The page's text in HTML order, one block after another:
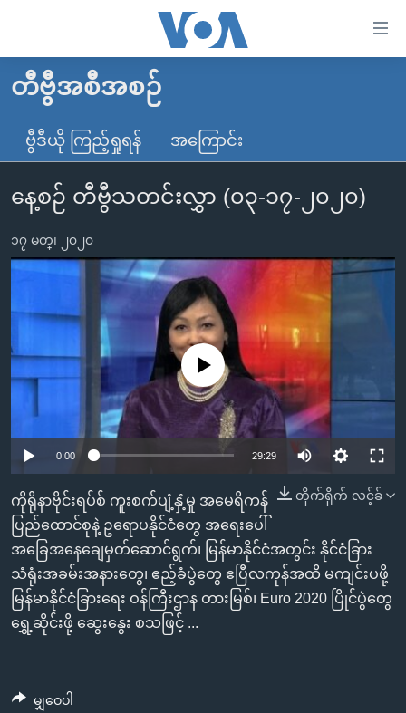
လွယ်ကူ
သည့်
များ
ပင်မ
အကြောင်းအရာ
ကျော်
ရန်
ပင်မ
ညွန်း
စာမျက်နှာ
ကျော်
ကြည့်
ရန်
ရှာဖွေ
ရန်
နေရာ
ရန်
မူလစာမျက်နှာ
မြန်မာ
ကမ္ဘာ့သတင်းများ
နိုင်ငံတကာ
တရုတ်
အစ္စရေး-ပါလက်စတိုင်း
ဗွီဒီယို
ရပ်ဝန်းတခု လမ်းတခု အလွန်
အင်္ဂလိပ်စာလေ့လာမယ်
အမေရိကန်သုံးအီဒီယံ
မကြေးမုံရဲ့ အင်္ဂလိပ်စာ
ရုပ်ရှင်ထဲက အင်္ဂလိပ်စာ
သုတပဒေသာ အင်္ဂလိပ်စာ
အပတ်စဉ်ကဏ္ဍများ
ရေဒီယို
တီဗွီ
ရေဒီယိုနှင့်ရုပ်သံ အချက်အလက်များ
ရေဒီယို/တီဗွီအစီအစဉ်
Learning English
ဘာသာစကားများ
တီဗွီအစီအစဉ်
ဗွီဒီယို ကြည့်ရှုရန် အကြောင်း
နေ့စဉ် တီဗွီသတင်းလွှာ (၀၃-၁၇-၂၀၂၀)
၁၇ မတ္၊ ၂၀၂၀
No media source currently available
0:00 29:29
တိုက်ရိုက် လင့်ခ်
ကိုရိုနာဗိုင်းရပ်စ် ကူးစက်ပျံ့နှံ့မှု အမေရိကန်
ပြည်ထောင်စုနဲ့ ဥရောပနိုင်ငံတွေ အရေးပေါ်
အခြေအနေချေမှတ်ဆောင်ရွက်၊ မြန်မာနိုင်ငံအတွင်း နိုင်ငံခြား
သံရုံးအခမ်းအနားတွေ၊ ဧည့်ခံပွဲတွေ ဧပြီလကုန်အထိ မကျင်းပဖို့
မြန်မာနိုင်ငံခြားရေး ဝန်ကြီးဌာန တားမြစ်၊ Euro 2020 ပြိုင်ပွဲတွေ
ရွှေ့ဆိုင်းဖို့ ဆွေးနွေး စသဖြင့် ...
မျှဝေပါ